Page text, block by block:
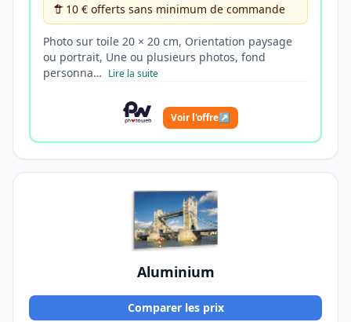
10 € offerts sans minimum de commande
Photo sur toile 20 × 20 cm, Orientation paysage
ou portrait, Une ou plusieurs photos, fond
personna… Lire la suite
Voir l'offre↗
Aluminium
Comparer les prix